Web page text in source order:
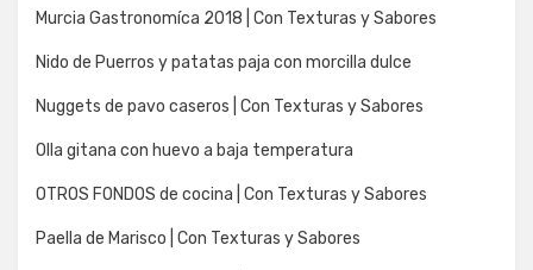
Murcia Gastronomíca 2018 | Con Texturas y Sabores
Nido de Puerros y patatas paja con morcilla dulce
Nuggets de pavo caseros | Con Texturas y Sabores
Olla gitana con huevo a baja temperatura
OTROS FONDOS de cocina | Con Texturas y Sabores
Paella de Marisco | Con Texturas y Sabores